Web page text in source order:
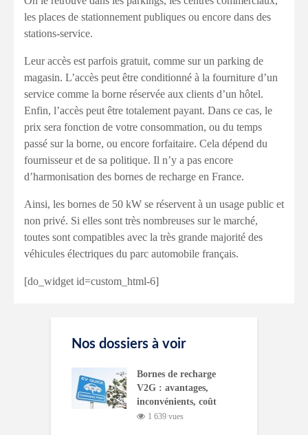
les places de stationnement publiques ou encore dans des
stations-service.
Leur accès est parfois gratuit, comme sur un parking de
magasin. L’accès peut être conditionné à la fourniture d’un
service comme la borne réservée aux clients d’un hôtel.
Enfin, l’accès peut être totalement payant. Dans ce cas, le
prix sera fonction de votre consommation, ou du temps
passé sur la borne, ou encore forfaitaire. Cela dépend du
fournisseur et de sa politique. Il n’y a pas encore
d’harmonisation des bornes de recharge en France.
Ainsi, les bornes de 50 kW se réservent à un usage public et
non privé. Si elles sont très nombreuses sur le marché,
toutes sont compatibles avec la très grande majorité des
véhicules électriques du parc automobile français.
[do_widget id=custom_html-6]
Nos dossiers à voir
Bornes de recharge
V2G : avantages,
inconvénients, coût
1 639 vues